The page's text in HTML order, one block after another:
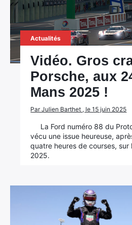
Actualités
Vidéo. Gros
Porsche, aux
Mans 2025 !
Par Julien Barthet , le 15 juin 2025
La Ford numéro 88 du
vécu une issue heureuse,
quatre heures de courses, sur
2025.